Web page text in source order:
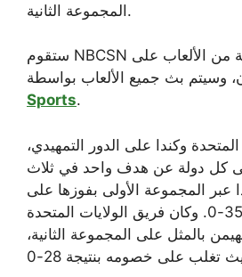
المجموعة الثانية.
ستقوم NBCSN ببث مجموعة من الألعاب على
Sports.
وكندا على الدور التمهيدي،
كل دولة عن هدف واحد في ثلاث
عبر المجموعة الأولى بفوزها على
منافسيها بنتيجة 35-0. وكان فريق الولايات المتحدة
بالمثل على المجموعة الثانية،